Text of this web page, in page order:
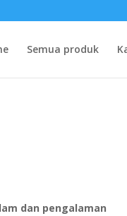
Semua produk
dan pengalaman